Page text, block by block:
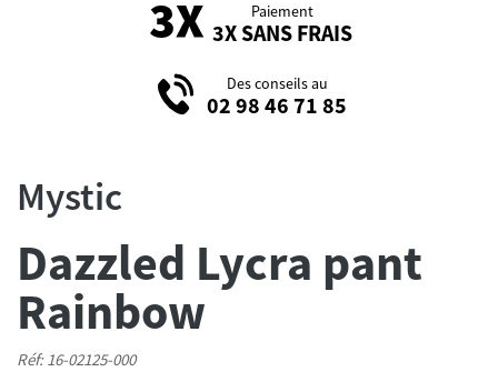
Paiement
3X SANS FRAIS
Des conseils au
02 98 46 71 85
Mystic
Dazzled Lycra pant
Rainbow
Réf: 16-02125-000